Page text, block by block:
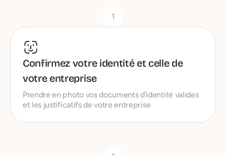
1
Confirmez votre identité et celle de
votre entreprise
Prendre en photo vos documents d’identité valides
et les justificatifs de votre entreprise